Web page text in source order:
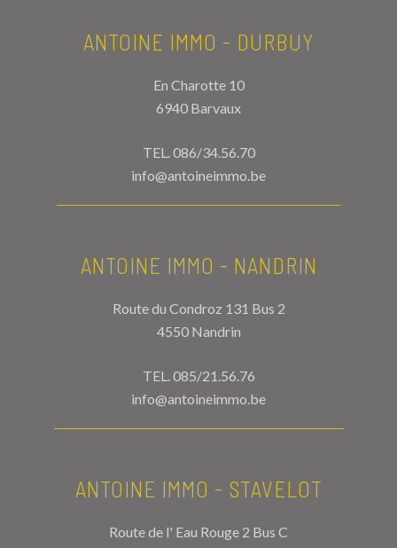
ANTOINE IMMO - DURBUY
En Charotte 10
6940 Barvaux
TEL.086/34.56.70
info@antoineimmo.be
ANTOINE IMMO - NANDRIN
Route du Condroz 131 Bus 2
4550 Nandrin
TEL.085/21.56.76
info@antoineimmo.be
ANTOINE IMMO - STAVELOT
Route de l' Eau Rouge 2 Bus C